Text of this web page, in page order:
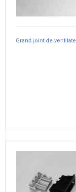
Grand joint de